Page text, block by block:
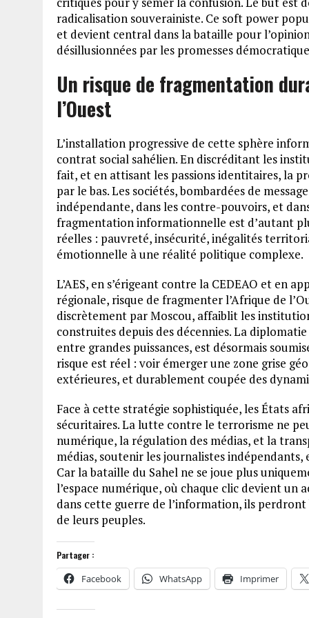
radicalisation souverainiste. Ce soft power
et devient central dans la bataille pour
désillusionnées par les promesses
Un risque de fragmentation
l’Ouest
L’installation progressive de cette sphère
contrat social sahélien. En discréditant les
fait, et en attisant les passions identitaires, la
par le bas. Les sociétés, bombardées de
indépendante, dans les contre-pouvoirs, et
fragmentation informationnelle est d’autant
réelles : pauvreté, insécurité, inégalités
émotionnelle à une réalité politique complexe.
L’AES, en s’érigeant contre la CEDEAO et en
régionale, risque de fragmenter l’Afrique de
discrètement par Moscou, affaiblit les
construites depuis des décennies. La
entre grandes puissances, est désormais
risque est réel : voir émerger une zone grise
extérieures, et durablement coupée des
Face à cette stratégie sophistiquée, les États
sécuritaires. La lutte contre le terrorisme ne
numérique, la régulation des médias, et la
médias, soutenir les journalistes
Car la bataille du Sahel ne se joue plus
l’espace numérique, où chaque clic devient un
dans cette guerre de l’information, ils
de leurs peuples.
Partager :
Facebook WhatsApp Imprimer